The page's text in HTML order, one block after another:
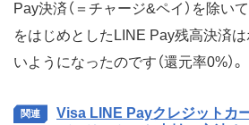
Pay決済（＝チャージ&ペイ）を除い
をはじめとしたLINE Pay残高決済
いようになったのです（還元率0%）。
Visa LINE Payクレジットカ